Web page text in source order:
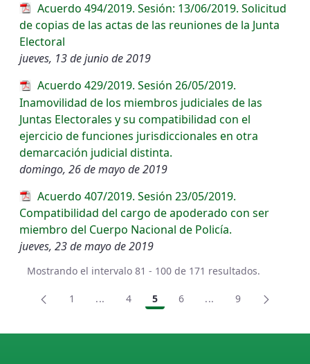
Acuerdo 494/2019. Sesión: 13/06/2019. Solicitud
de copias de las actas de las reuniones de la Junta
Electoral
jueves, 13 de junio de 2019
Acuerdo 429/2019. Sesión 26/05/2019.
Inamovilidad de los miembros judiciales de las
Juntas Electorales y su compatibilidad con el
ejercicio de funciones jurisdiccionales en otra
demarcación judicial distinta.
domingo, 26 de mayo de 2019
Acuerdo 407/2019. Sesión 23/05/2019.
Compatibilidad del cargo de apoderado con ser
miembro del Cuerpo Nacional de Policía.
jueves, 23 de mayo de 2019
Mostrando el intervalo 81 - 100 de 171 resultados.
Página
1 ...Páginas intermedias Use TAB para
Página
4 Página
5 Página
6 ...PáginasPágina
9